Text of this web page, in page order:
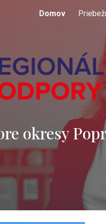
contentDomov
okresy